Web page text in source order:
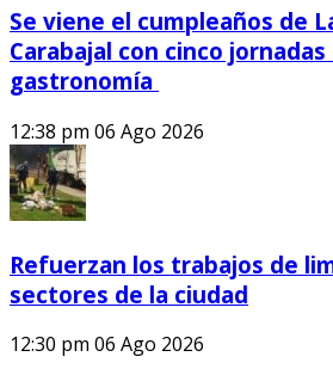
Se viene el cumpleaños de
Carabajal con cinco
gastronomía
12:38 pm 06 Ago 2026
Refuerzan los trabajos de
sectores de la ciudad
12:30 pm 06 Ago 2026